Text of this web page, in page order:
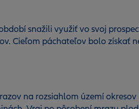
snažili využiť vo svoj
Cieľom páchateľov bolo získať
na rozsiahlom území